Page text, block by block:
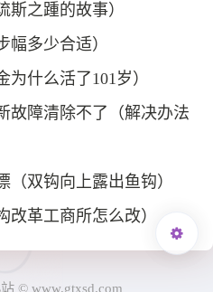
斯之踵的故事）
幅多少合适）
什么活了101岁）
故障清除不了（解决办法
（双钩向上露出鱼钩）
改革工商所怎么改）
© www.gtxsd.com